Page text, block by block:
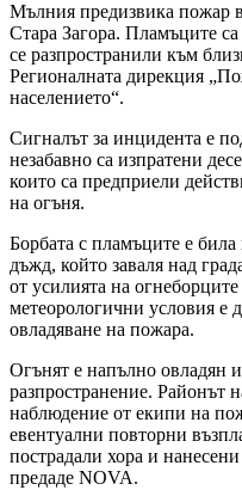
Мълния предизвика пожар в
Стара Загора. Пламъците
се разпространили към
Регионалната дирекция
населението“.
Сигналът за инцидента е
незабавно са изпратени
които са предприели
на огъня.
Борбата с пламъците е
дъжд, който заваля над
от усилията на
метеорологични условия е
овладяване на пожара.
Огънят е напълно овладян
разпространение. Районът
наблюдение от екипи на
евентуални повторни
пострадали хора и
предаде NOVA.